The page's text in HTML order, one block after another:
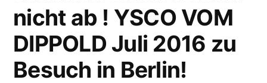
nicht ab ! YSCO VOM
DIPPOLD Juli 2016 zu
Besuch in Berlin!